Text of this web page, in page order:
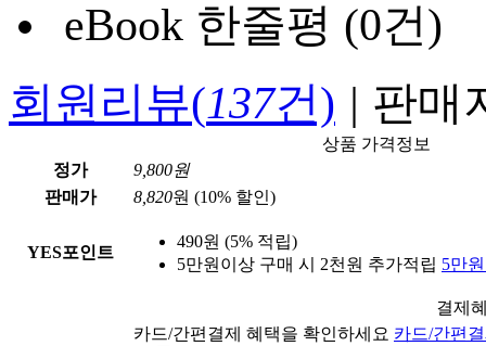
eBook 한줄평 (0건)
회원리뷰(137건) | 판매
상품 가격정보
정가
9,800원
판매가
8,820원 (10% 할인)
YES포인트
490원 (5% 적립)
5만원이상 구매 시 2천원 추가적립 5만
결제
카드/간편결제 혜택을 확인하세요 카드/간편